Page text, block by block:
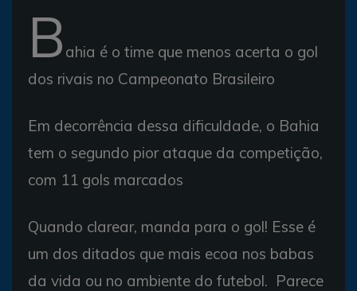
B ahia é o time que menos acerta o gol
dos rivais no Campeonato Brasileiro
Em decorrência dessa dificuldade, o Bahia
tem o segundo pior ataque da competição,
com 11 gols marcados
Quando clarear, manda para o gol! Esse é
um dos ditados que mais ecoa nos babas
da vida ou no ambiente do futebol. Parece